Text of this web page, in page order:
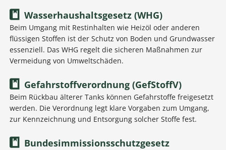
Wasserhaushaltsgesetz (WHG)
Beim Umgang mit Restinhalten wie Heizöl oder anderen
flüssigen Stoffen ist der Schutz von Boden und Grundwasser
essenziell. Das WHG regelt die sicheren Maßnahmen zur
Vermeidung von Umweltschäden.
Gefahrstoffverordnung (GefStoffV)
Beim Rückbau älterer Tanks können Gefahrstoffe freigesetzt
werden. Die Verordnung legt klare Vorgaben zum Umgang,
zur Kennzeichnung und Entsorgung solcher Stoffe fest.
Bundesimmissionsschutzgesetz